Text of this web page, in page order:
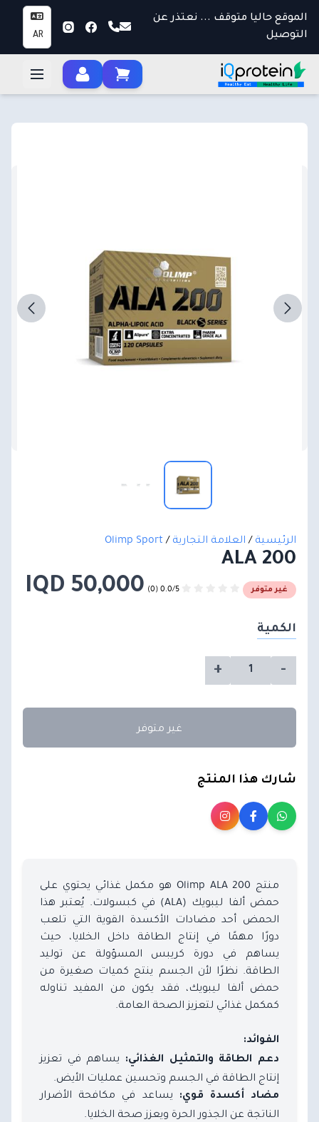
الموقع حاليا متوقف ... نعتذر عن
التوصيل
AR
الرئيسية/العلامة التجارية/
Olimp Sport
ALA 200
غير متوفر 50,000 IQD
الكمية
-
+
غير متوفر
شارك هذا المنتج
منتج Olimp ALA 200 هو مكمل غذائي يحتوي على
حمض ألفا ليبويك (ALA) في كبسولات. يُعتبر هذا
الحمض أحد مضادات الأكسدة القوية التي تلعب
دورًا مهمًا في إنتاج الطاقة داخل الخلايا، حيث
يساهم في دورة كريبس المسؤولة عن توليد
الطاقة. نظرًا لأن الجسم ينتج كميات صغيرة من
حمض ألفا ليبويك، فقد يكون من المفيد تناوله
كمكمل غذائي لتعزيز الصحة العامة.
الفوائد:
دعم الطاقة والتمثيل الغذائي:
يساهم في تعزيز
إنتاج الطاقة في الجسم وتحسين عمليات الأيض.
مضاد أكسدة قوي:
يساعد في مكافحة الأضرار
الناتجة عن الجذور الحرة ويعزز صحة الخلايا.